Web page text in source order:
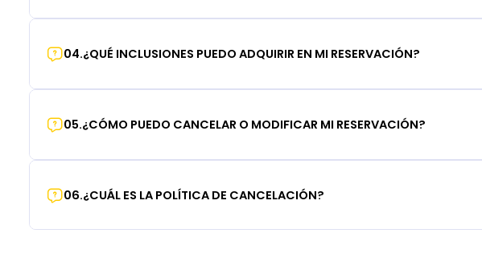
04.¿QUÉ INCLUSIONES PUEDO ADQUIRIR EN MI RESERVACIÓN?
05.¿CÓMO PUEDO CANCELAR O MODIFICAR MI RESERVACIÓN?
06.¿CUÁL ES LA POLÍTICA DE CANCELACIÓN?